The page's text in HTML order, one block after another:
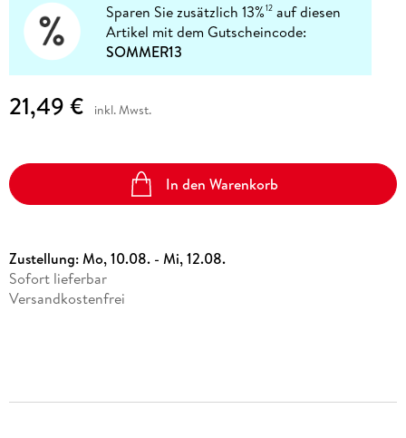
Sparen Sie zusätzlich 13%12 auf diesen
Artikel mit dem Gutscheincode:
SOMMER13
21,49 € inkl. Mwst.
In den Warenkorb
Zustellung:Mo, 10.08. - Mi, 12.08.
Sofort lieferbar
Versandkostenfrei